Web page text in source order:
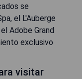
se
el L'Auberge
Adobe Grand
exclusivo
visitar